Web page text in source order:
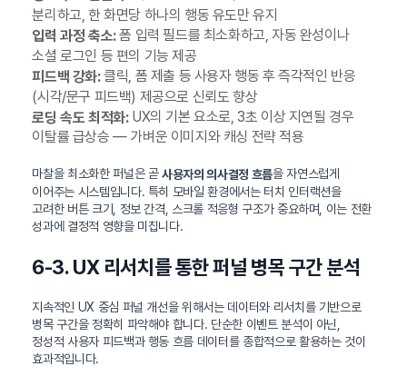
분리하고, 한 화면당 하나의 행동 유도만 유지
입력 과정 축소:폼 입력 필드를 최소화하고, 자동 완성이나
소셜 로그인 등 편의 기능 제공
피드백 강화:클릭, 폼 제출 등 사용자 행동 후 즉각적인 반응
(시각/문구 피드백) 제공으로 신뢰도 향상
로딩 속도 최적화:UX의 기본 요소로, 3초 이상 지연될 경우
이탈률 급상승 — 가벼운 이미지와 캐싱 전략 적용
마찰을 최소화한 퍼널은 곧사용자의 의사결정 흐름을 자연스럽게
이어주는 시스템입니다. 특히 모바일 환경에서는 터치 인터랙션을
고려한 버튼 크기, 정보 간격, 스크롤 적응형 구조가 중요하며, 이는 전환
성과에 결정적 영향을 미칩니다.
6-3. UX 리서치를 통한 퍼널 병목 구간 분석
지속적인 UX 중심 퍼널 개선을 위해서는 데이터와 리서치를 기반으로
병목 구간을 정확히 파악해야 합니다. 단순한 이벤트 분석이 아닌,
정성적 사용자 피드백과 행동 흐름 데이터를 종합적으로 활용하는 것이
효과적입니다.